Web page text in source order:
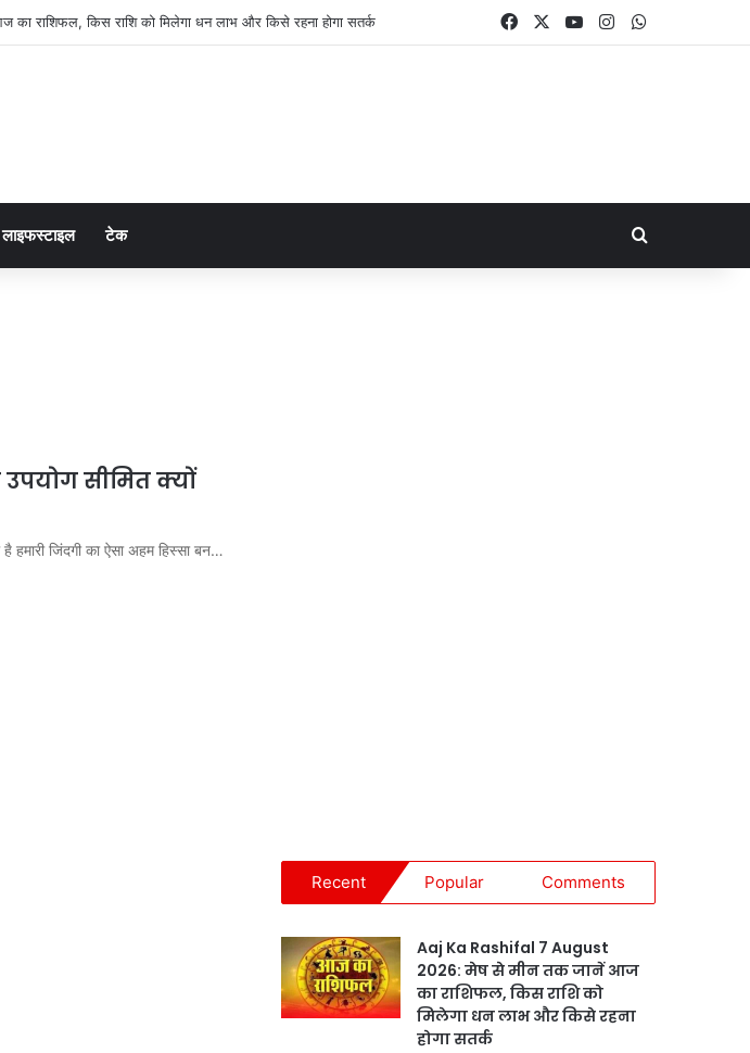
किस राशि को मिलेगा धन लाभ और किसे रहना होगा सतर्क FacebookYouTubeInstagram
लाइफस्टाइल टेक Search for
सीमित क्यों
हमारी जिंदगी का ऐसा अहम हिस्सा बन…
Recent Popular Comments
Aaj Ka Rashifal 7 August
2026: मेष से मीन तक जानें आज
का राशिफल, किस राशि को
मिलेगा धन लाभ और किसे रहना
होगा सतर्क